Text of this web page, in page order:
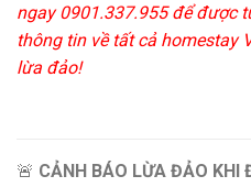
ngay 0901.337.955 để được
thông tin về tất cả homestay
lừa đảo!
🚨 CẢNH BÁO LỪA ĐẢO KHI